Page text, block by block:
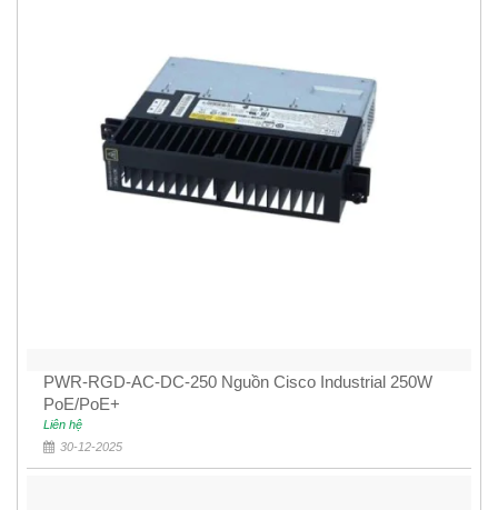
PWR-RGD-AC-DC-250 Nguồn Cisco Industrial 250W
PoE/PoE+
Liên hệ
30-12-2025